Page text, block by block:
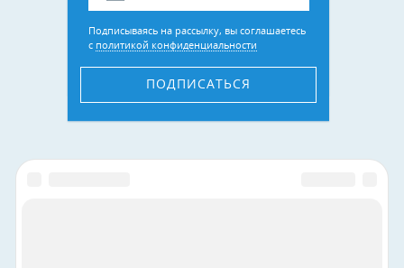
Подписываясь на рассылку, вы соглашаетесь
с политикой конфиденциальности
ПОДПИСАТЬСЯ